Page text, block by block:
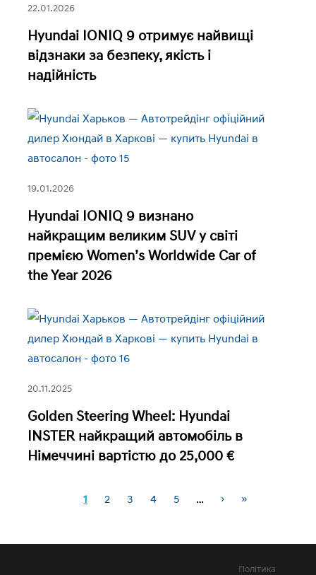
22.01.2026
Hyundai IONIQ 9 отримує найвищі
відзнаки за безпеку, якість і
надійність
19.01.2026
Hyundai IONIQ 9 визнано
найкращим великим SUV у світі
премією Women’s Worldwide Car of
the Year 2026
20.11.2025
Golden Steering Wheel: Hyundai
INSTER найкращий автомобіль в
Німеччині вартістю до 25,000 €
1 2 3 4 5 … › »
Політика